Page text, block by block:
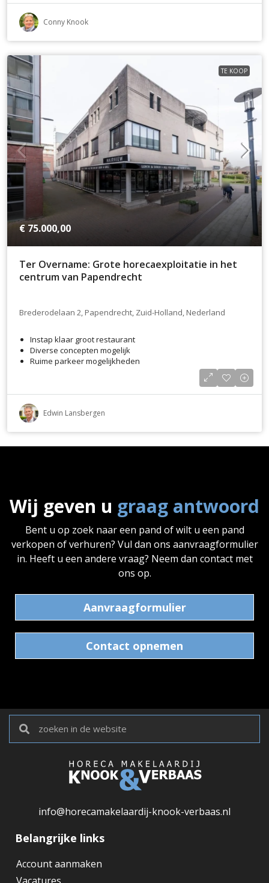
Conny Knook
TE KOOP
€ 75.000,00
Ter Overname: Grote horecaexploitatie in het
centrum van Papendrecht
Brederodelaan 2, Papendrecht, Zuid-Holland, Nederland
Instap klaar groot restaurant
Diverse concepten mogelijk
Ruime parkeer mogelijkheden
Edwin Lansbergen
Wij geven u graag antwoord
Bent u op zoek naar een pand of wilt u een pand
verkopen of verhuren? Vul dan ons aanvraagformulier
in. Heeft u een andere vraag? Neem dan contact met
ons op.
Aanvraagformulier
Contact opnemen
info@horecamakelaardij-knook-verbaas.nl
Belangrijke links
Account aanmaken